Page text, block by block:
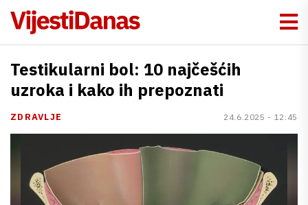
Testikularni bol: 10 najčešćih
uzroka i kako ih prepoznati
ZDRAVLJE 24.6.2025 - 12:45